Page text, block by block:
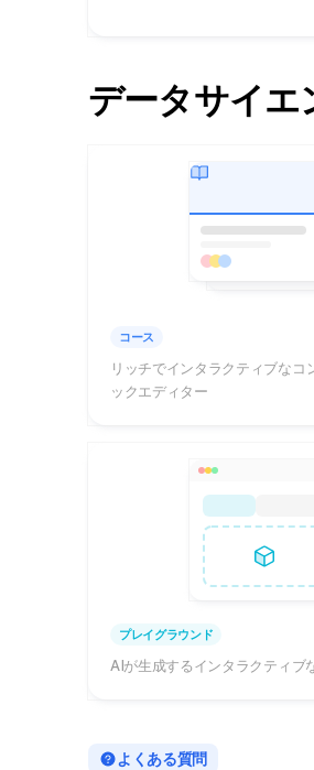
データサイエ
コース
リッチでインタラクティブなコ
ックエディター
プレイグラウンド
AIが生成するインタラクティブ
よくある質問